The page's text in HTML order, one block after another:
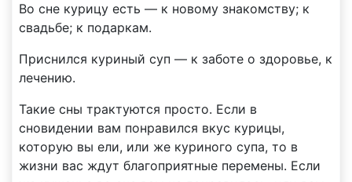
Во сне курицу есть — к новому знакомству; к
свадьбе; к подаркам.
Приснился куриный суп — к заботе о здоровье, к
лечению.
Такие сны трактуются просто. Если в
сновидении вам понравился вкус курицы,
которую вы ели, или же куриного супа, то в
жизни вас ждут благоприятные перемены. Если